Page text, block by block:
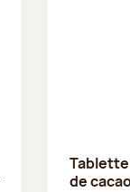
Tablette
de